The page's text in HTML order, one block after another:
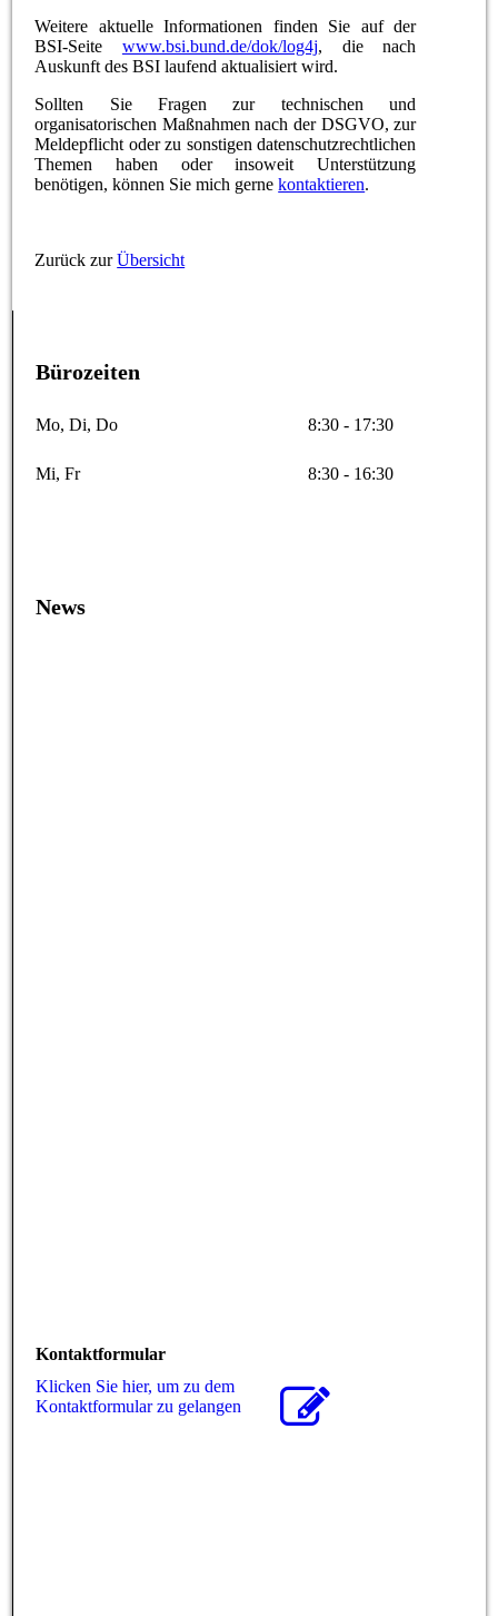
Weitere aktuelle Informationen finden Sie auf der
BSI-Seite www.bsi.bund.de/dok/log4j, die nach
Auskunft des BSI laufend aktualisiert wird.
Sollten Sie Fragen zur technischen und
organisatorischen Maßnahmen nach der DSGVO, zur
Meldepflicht oder zu sonstigen datenschutzrechtlichen
Themen haben oder insoweit Unterstützung
benötigen, können Sie mich gernekontaktieren.
Zurück zurÜbersicht
Bürozeiten
Mo, Di, Do 8:30 - 17:30
Mi, Fr 8:30 - 16:30
News
Kontaktformular
Klicken Sie hier, um zu dem
Kon­takt­for­mu­lar zu gelangen